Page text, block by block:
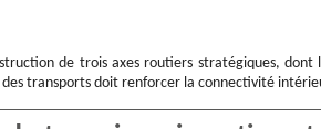
de trois axes routiers stratégiques,
transports doit renforcer la connectivité